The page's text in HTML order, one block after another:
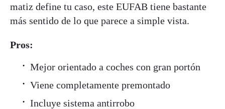
matiz define tu caso, este EUFAB tiene bastante
más sentido de lo que parece a simple vista.
Pros:
Mejor orientado a coches con gran portón
Viene completamente premontado
Incluye sistema antirrobo